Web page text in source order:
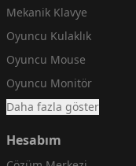
Mekanik Klavye
Oyuncu Kulaklık
Oyuncu Mouse
Oyuncu Monitör
Daha fazla göster
Hesabım